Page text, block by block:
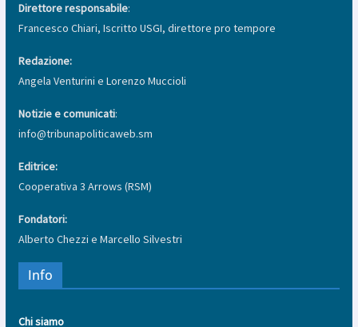
Direttore responsabile:
Francesco Chiari, Iscritto USGI, direttore pro tempore
Redazione:
Angela Venturini e Lorenzo Muccioli
Notizie e comunicati:
info@tribunapoliticaweb.sm
Editrice:
Cooperativa 3 Arrows (RSM)
Fondatori:
Alberto Chezzi e Marcello Silvestri
Info
Chi siamo